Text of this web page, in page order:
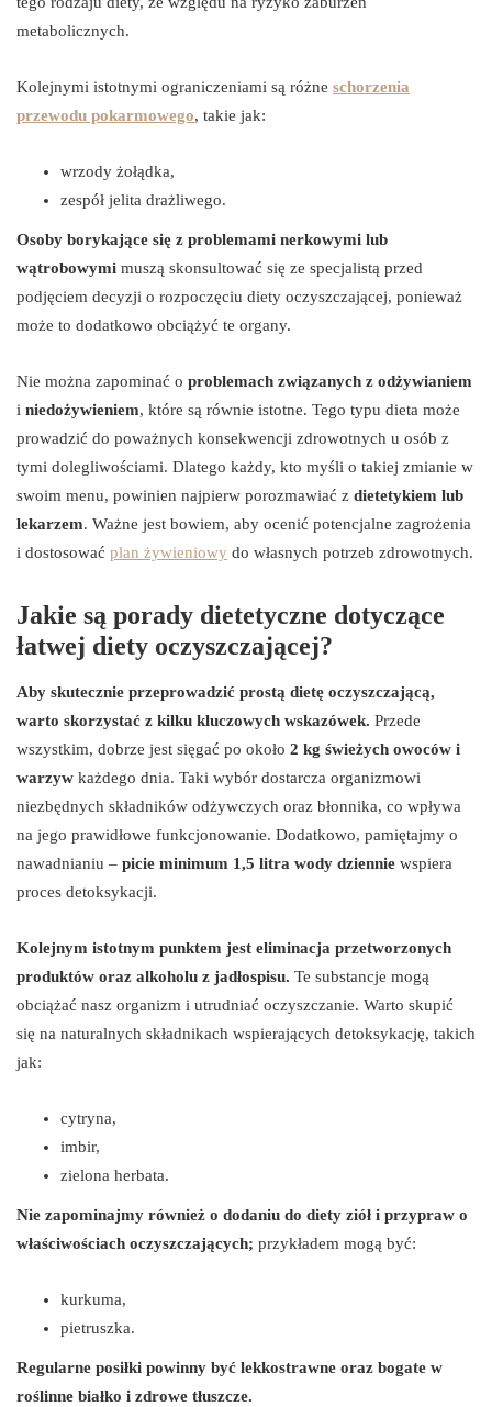
metabolicznych.
Kolejnymi istotnymi ograniczeniami są różne schorzenia
przewodu pokarmowego, takie jak:
wrzody żołądka,
zespół jelita drażliwego.
Osoby borykające się z problemami nerkowymi lub
wątrobowymi muszą skonsultować się ze specjalistą przed
podjęciem decyzji o rozpoczęciu diety oczyszczającej, ponieważ
może to dodatkowo obciążyć te organy.
Nie można zapominać o problemach związanych z odżywianiem
i niedożywieniem, które są równie istotne. Tego typu dieta może
prowadzić do poważnych konsekwencji zdrowotnych u osób z
tymi dolegliwościami. Dlatego każdy, kto myśli o takiej zmianie w
swoim menu, powinien najpierw porozmawiać z dietetykiem lub
lekarzem. Ważne jest bowiem, aby ocenić potencjalne zagrożenia
i dostosować plan żywieniowy do własnych potrzeb zdrowotnych.
Jakie są porady dietetyczne dotyczące
łatwej diety oczyszczającej?
Aby skutecznie przeprowadzić prostą dietę oczyszczającą,
warto skorzystać z kilku kluczowych wskazówek. Przede
wszystkim, dobrze jest sięgać po około 2 kg świeżych owoców i
warzyw każdego dnia. Taki wybór dostarcza organizmowi
niezbędnych składników odżywczych oraz błonnika, co wpływa
na jego prawidłowe funkcjonowanie. Dodatkowo, pamiętajmy o
nawadnianiu – picie minimum 1,5 litra wody dziennie wspiera
proces detoksykacji.
Kolejnym istotnym punktem jest eliminacja przetworzonych
produktów oraz alkoholu z jadłospisu. Te substancje mogą
obciążać nasz organizm i utrudniać oczyszczanie. Warto skupić
się na naturalnych składnikach wspierających detoksykację, takich
jak:
cytryna,
imbir,
zielona herbata.
Nie zapominajmy również o dodaniu do diety ziół i przypraw o
właściwościach oczyszczających; przykładem mogą być:
kurkuma,
pietruszka.
Regularne posiłki powinny być lekkostrawne oraz bogate w
roślinne białko i zdrowe tłuszcze.